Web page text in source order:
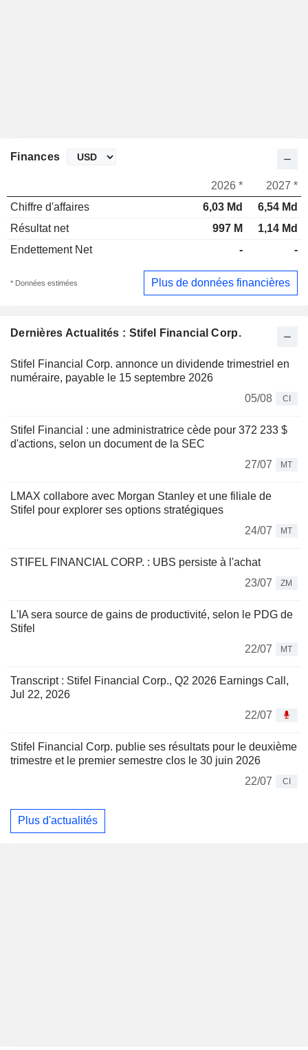
Dernières Actualités : Stifel Financial Corp.
Stifel Financial Corp. annonce un dividende trimestriel en
numéraire, payable le 15 septembre 2026
05/08
CI
Stifel Financial : une administratrice cède pour 372 233 $
d'actions, selon un document de la SEC
27/07
MT
LMAX collabore avec Morgan Stanley et une filiale de
Stifel pour explorer ses options stratégiques
24/07
MT
STIFEL FINANCIAL CORP. : UBS persiste à l'achat
23/07
ZM
L'IA sera source de gains de productivité, selon le PDG de
Stifel
22/07
MT
Transcript : Stifel Financial Corp., Q2 2026 Earnings Call,
Jul 22, 2026
22/07
Stifel Financial Corp. publie ses résultats pour le deuxième
trimestre et le premier semestre clos le 30 juin 2026
22/07
CI
Plus d'actualités
Finances
2026 *
2027 *
Chiffre d'affaires
6,03 Md
6,54 Md
Résultat net
997 M
1,14 Md
Endettement Net
- -
* Données estimées Plus de données financières